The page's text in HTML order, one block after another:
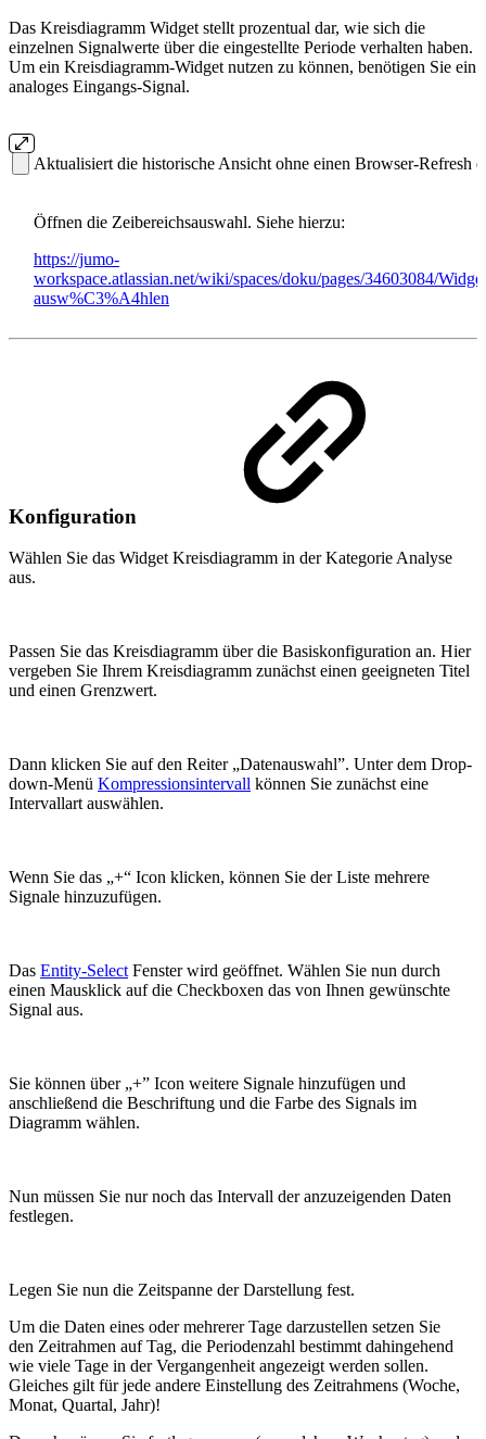
Das Kreisdiagramm Widget stellt prozentual dar, wie sich die
einzelnen Signalwerte über die eingestellte Periode verhalten haben.
Um ein Kreisdiagramm-Widget nutzen zu können, benötigen Sie ein
analoges Eingangs-Signal.
Aktualisiert die historische Ansicht ohne einen Browser-Refresh
Öffnen die Zeibereichsauswahl. Siehe hierzu:
https://jumo-
workspace.atlassian.net/wiki/spaces/doku/pages/34603084/
ausw%C3%A4hlen
Konfiguration
Wählen Sie das Widget Kreisdiagramm in der Kategorie Analyse
aus.
Passen Sie das Kreisdiagramm über die Basiskonfiguration an. Hier
vergeben Sie Ihrem Kreisdiagramm zunächst einen geeigneten Titel
und einen Grenzwert.
Dann klicken Sie auf den Reiter „Datenauswahl”. Unter dem Drop-
down-Menü Kompressionsintervall können Sie zunächst eine
Intervallart auswählen.
Wenn Sie das „+“ Icon klicken, können Sie der Liste mehrere
Signale hinzuzufügen.
Das Entity-SelectFenster wird geöffnet. Wählen Sie nun durch
einen Mausklick auf die Checkboxen das von Ihnen gewünschte
Signal aus.
Sie können über „+” Icon weitere Signale hinzufügen und
anschließend die Beschriftung und die Farbe des Signals im
Diagramm wählen.
Nun müssen Sie nur noch das Intervall der anzuzeigenden Daten
festlegen.
Legen Sie nun die Zeitspanne der Darstellung fest.
Um die Daten eines oder mehrerer Tage darzustellen setzen Sie
den Zeitrahmen auf Tag, die Periodenzahl bestimmt dahingehend
wie viele Tage in der Vergangenheit angezeigt werden sollen.
Gleiches gilt für jede andere Einstellung des Zeitrahmens (Woche,
Monat, Quartal, Jahr)!